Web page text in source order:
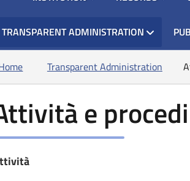
TRANSPARENT ADMINISTRATION
Transparent Administration
e